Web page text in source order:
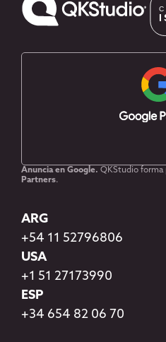
Anuncia en Google. QKStudio forma
Partners.
ARG
+54 11 52796806
USA
+1 51 27173990
ESP
+34 654 82 06 70